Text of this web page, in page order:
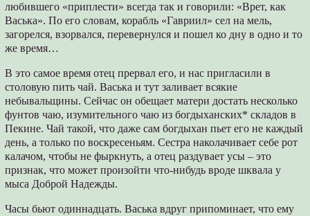
любившего «приплести» всегда так и говорили: «Врет, как
Васька». По его словам, корабль «Гавриил» сел на мель,
загорелся, взорвался, перевернулся и пошел ко дну в одно и то
же время…
В это самое время отец прервал его, и нас пригласили в
столовую пить чай. Васька и тут заливает всякие
небывальщины. Сейчас он обещает матери достать несколько
фунтов чаю, изумительного чаю из богдыханских* складов в
Пекине. Чай такой, что даже сам богдыхан пьет его не каждый
день, а только по воскресеньям. Сестра наколачивает себе рот
калачом, чтобы не фыркнуть, а отец раздувает усы – это
признак, что может произойти что-нибудь вроде шквала у
мыса Доброй Надежды.
Часы бьют одиннадцать. Васька вдруг припоминает, что ему